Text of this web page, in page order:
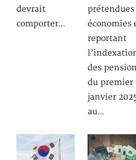
devrait
comporter…
prétendues
économies
reportant
des
du premier
janvier
au…